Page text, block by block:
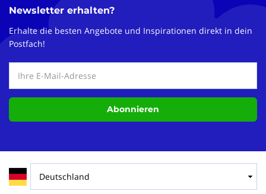
Newsletter erhalten?
Erhalte die besten Angebote und Inspirationen direkt in dein
Postfach!
Abonnieren